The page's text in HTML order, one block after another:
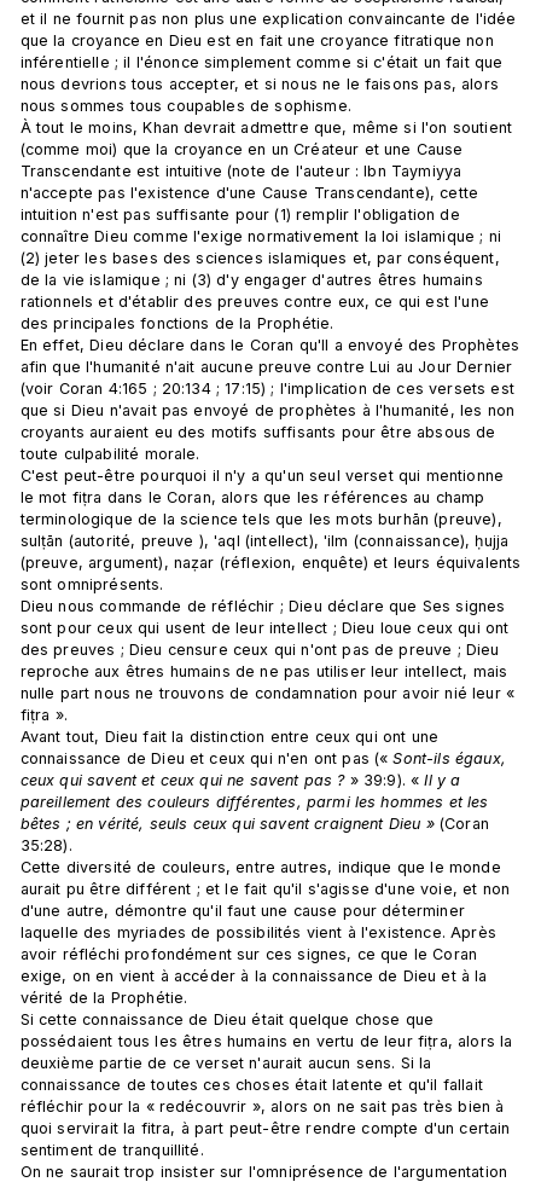
et il ne fournit pas non plus une explication convaincante de l'idée
que la croyance en Dieu est en fait une croyance fitratique non
inférentielle ; il l'énonce simplement comme si c'était un fait que
nous devrions tous accepter, et si nous ne le faisons pas, alors
nous sommes tous coupables de sophisme.
À tout le moins, Khan devrait admettre que, même si l'on soutient
(comme moi) que la croyance en un Créateur et une Cause
Transcendante est intuitive (note de l'auteur : Ibn Taymiyya
n'accepte pas l'existence d'une Cause Transcendante), cette
intuition n'est pas suffisante pour (1) remplir l'obligation de
connaître Dieu comme l'exige normativement la loi islamique ; ni
(2) jeter les bases des sciences islamiques et, par conséquent,
de la vie islamique ; ni (3) d'y engager d'autres êtres humains
rationnels et d'établir des preuves contre eux, ce qui est l'une
des principales fonctions de la Prophétie.
En effet, Dieu déclare dans le Coran qu'Il a envoyé des Prophètes
afin que l'humanité n'ait aucune preuve contre Lui au Jour Dernier
(voir Coran 4:165 ; 20:134 ; 17:15) ; l'implication de ces versets est
que si Dieu n'avait pas envoyé de prophètes à l'humanité, les non
croyants auraient eu des motifs suffisants pour être absous de
toute culpabilité morale.
C'est peut-être pourquoi il n'y a qu'un seul verset qui mentionne
le mot fiṭra dans le Coran, alors que les références au champ
terminologique de la science tels que les mots burhān (preuve),
sulṭān (autorité, preuve ), 'aql (intellect), 'ilm (connaissance), ḥujja
(preuve, argument), naẓar (réflexion, enquête) et leurs équivalents
sont omniprésents.
Dieu nous commande de réfléchir ; Dieu déclare que Ses signes
sont pour ceux qui usent de leur intellect ; Dieu loue ceux qui ont
des preuves ; Dieu censure ceux qui n'ont pas de preuve ; Dieu
reproche aux êtres humains de ne pas utiliser leur intellect, mais
nulle part nous ne trouvons de condamnation pour avoir nié leur «
fiṭra ».
Avant tout, Dieu fait la distinction entre ceux qui ont une
connaissance de Dieu et ceux qui n'en ont pas (« Sont-ils égaux,
ceux qui savent et ceux qui ne savent pas ? » 39:9). « Il y a
pareillement des couleurs différentes, parmi les hommes et les
bêtes ; en vérité, seuls ceux qui savent craignent Dieu » (Coran
35:28).
Cette diversité de couleurs, entre autres, indique que le monde
aurait pu être différent ; et le fait qu'il s'agisse d'une voie, et non
d'une autre, démontre qu'il faut une cause pour déterminer
laquelle des myriades de possibilités vient à l'existence. Après
avoir réfléchi profondément sur ces signes, ce que le Coran
exige, on en vient à accéder à la connaissance de Dieu et à la
vérité de la Prophétie.
Si cette connaissance de Dieu était quelque chose que
possédaient tous les êtres humains en vertu de leur fiṭra, alors la
deuxième partie de ce verset n'aurait aucun sens. Si la
connaissance de toutes ces choses était latente et qu'il fallait
réfléchir pour la « redécouvrir », alors on ne sait pas très bien à
quoi servirait la fitra, à part peut-être rendre compte d'un certain
sentiment de tranquillité.
On ne saurait trop insister sur l'omniprésence de l'argumentation